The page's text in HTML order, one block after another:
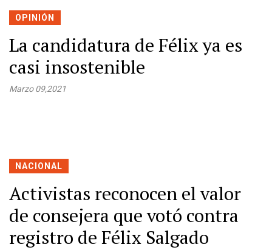
OPINIÓN
La candidatura de Félix ya es
casi insostenible
Marzo 09,2021
NACIONAL
Activistas reconocen el valor
de consejera que votó contra
registro de Félix Salgado